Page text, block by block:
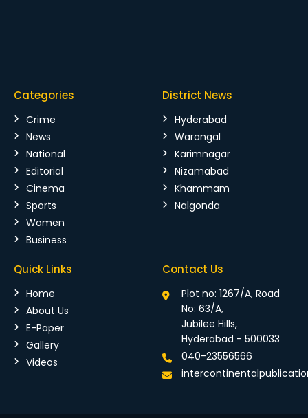
Categories
Crime
News
National
Editorial
Cinema
Sports
Women
Business
District News
Hyderabad
Warangal
Karimnagar
Nizamabad
Khammam
Nalgonda
Quick Links
Home
About Us
E-Paper
Gallery
Videos
Contact Us
Plot no: 1267/A, Road
No: 63/A,
Jubilee Hills,
Hyderabad - 500033
040-23556566